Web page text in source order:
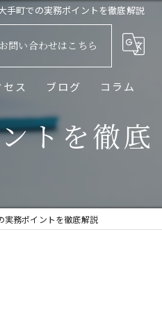
手町での実務ポイントを徹底解説
お問い合わせはこちら
セス ブログ コラム
トを徹底
実務ポイントを徹底解説